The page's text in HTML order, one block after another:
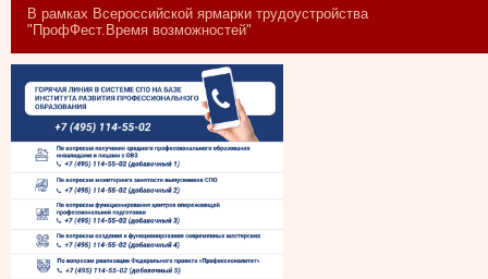
В рамках Всероссийской ярмарки трудоустройства
"ПрофФест.Время возможностей"